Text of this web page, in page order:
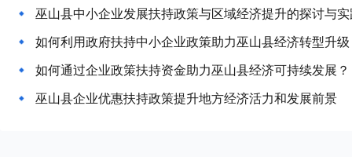
巫山县中小企业发展扶持政策与区域经济提升的探讨与
如何利用政府扶持中小企业政策助力巫山县经济转型升
如何通过企业政策扶持资金助力巫山县经济可持续发展？
巫山县企业优惠扶持政策提升地方经济活力和发展前景